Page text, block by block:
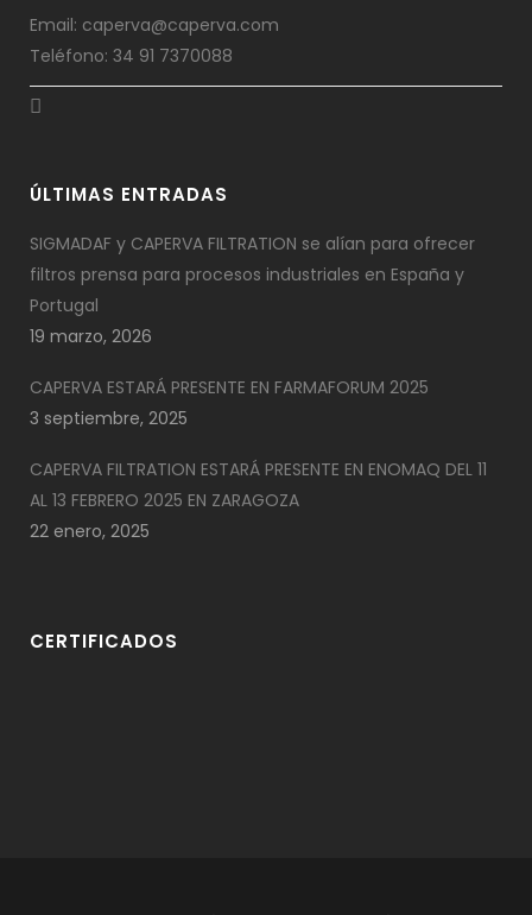
Email: caperva@caperva.com
Teléfono: 34 91 7370088
ÚLTIMAS ENTRADAS
SIGMADAF y CAPERVA FILTRATION se alían para ofrecer
filtros prensa para procesos industriales en España y
Portugal
19 marzo, 2026
CAPERVA ESTARÁ PRESENTE EN FARMAFORUM 2025
3 septiembre, 2025
CAPERVA FILTRATION ESTARÁ PRESENTE EN ENOMAQ DEL 11
AL 13 FEBRERO 2025 EN ZARAGOZA
22 enero, 2025
CERTIFICADOS